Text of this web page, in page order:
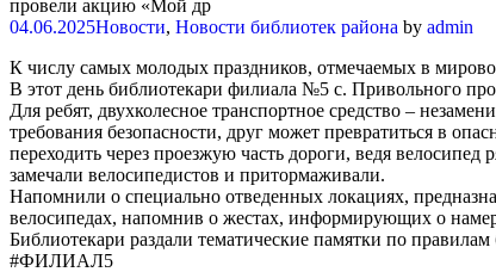
провели акцию «Мой др
04.06.2025Новости, Новости библиотек района by admin
К числу самых молодых праздников, отмечаемых в
В этот день библиотекари филиала №5 с. Привольного
Для ребят, двухколесное транспортное средство –
требования безопасности, друг может превратиться в
переходить через проезжую часть дороги, ведя
замечали велосипедистов и притормаживали.
Напомнили о специально отведенных локациях,
велосипедах, напомнив о жестах, информирующих о
Библиотекари раздали тематические памятки по правилам
#ФИЛИАЛ5